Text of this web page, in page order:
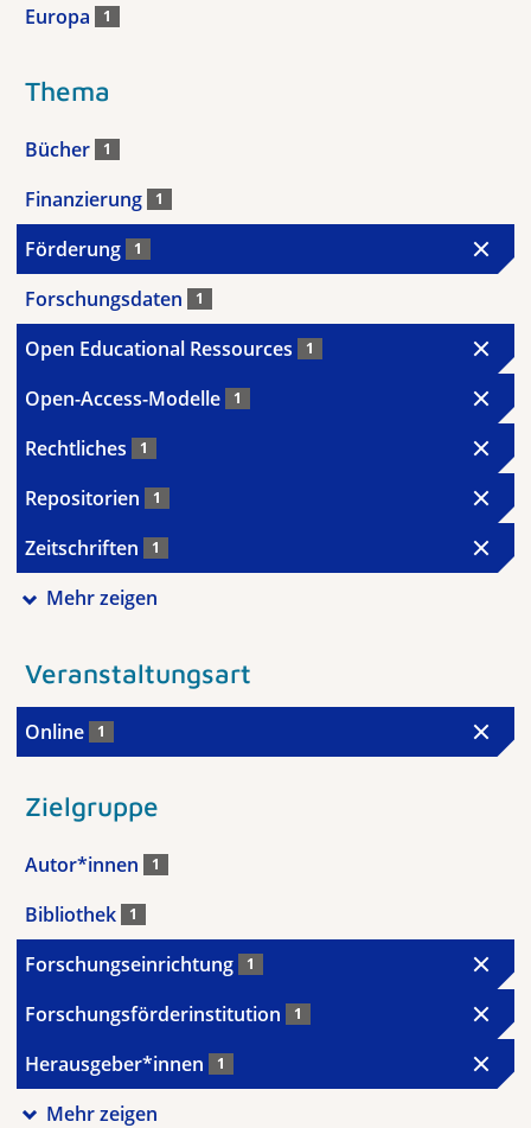
Europa 1
Thema
Bücher 1
Finanzierung 1
Förderung 1
Forschungsdaten 1
Open Educational Ressources 1
Open-Access-Modelle 1
Rechtliches 1
Repositorien 1
Zeitschriften 1
Mehr zeigen
Veranstaltungsart
Online 1
Zielgruppe
Autor*innen 1
Bibliothek 1
Forschungseinrichtung 1
Forschungsförderinstitution 1
Herausgeber*innen 1
Mehr zeigen